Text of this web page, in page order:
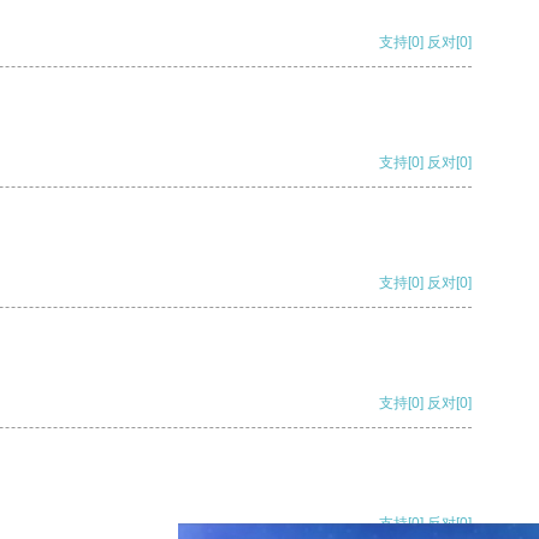
支持[0] 反对[0]
支持[0] 反对[0]
支持[0] 反对[0]
支持[0] 反对[0]
支持[0] 反对[0]